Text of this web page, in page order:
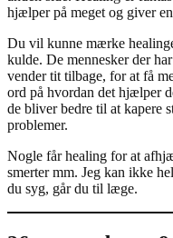
hjælper på meget og giver
Du vil kunne mærke
kulde. De mennesker der
vender tit tilbage, for at få
ord på hvordan det hjælper
de bliver bedre til at kapere
problemer.
Nogle får healing for at
smerter mm. Jeg kan ikke
du syg, går du til læge.